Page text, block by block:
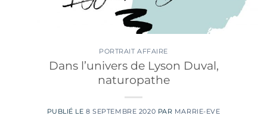
PORTRAIT AFFAIRE
Dans l’univers de Lyson Duval,
naturopathe
PUBLIÉ LE8 SEPTEMBRE 2020 PAR MARRIE-EVE